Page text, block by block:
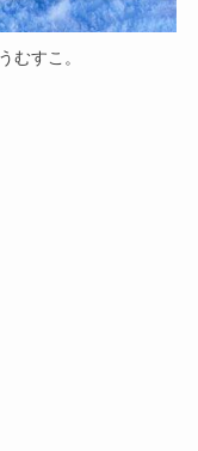
むすこ。